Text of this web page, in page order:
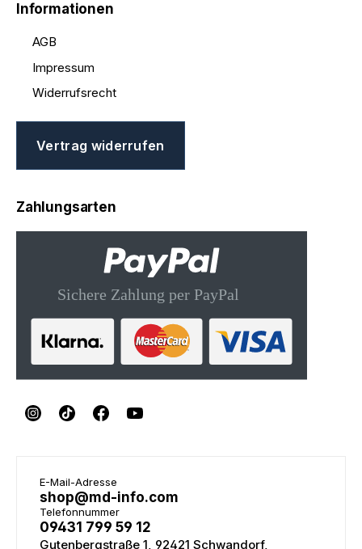
Informationen
AGB
Impressum
Widerrufsrecht
Vertrag widerrufen
Zahlungsarten
E-Mail-Adresse
shop@md-info.com
Telefonnummer
09431 799 59 12
Gutenbergstraße 1, 92421 Schwandorf,